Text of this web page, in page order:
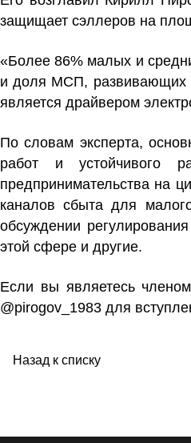
защищает сэллеров на
«Более 86% малых и
и доля МСП, развивающих
является драйвером
По словам эксперта,
работ и устойчивого
предпринимательства на
каналов сбыта для
обсуждении
этой сфере и другие.
Если вы являетесь
@pirogov_1983 для
Назад к списку